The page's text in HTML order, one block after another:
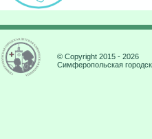
© Copyright 2015 - 2026
Симферопольская